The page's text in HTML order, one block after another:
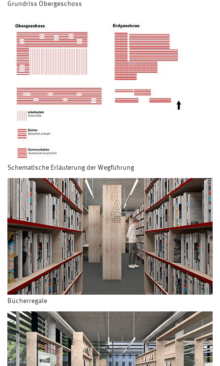
Grundriss Obergeschoss
Schematische Erläuterung der Wegführung
Bücherregale